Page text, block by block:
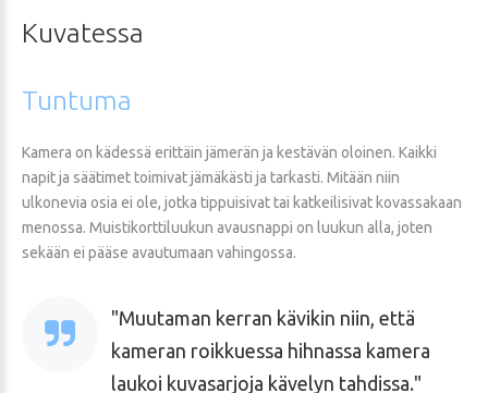
Kuvatessa
Tuntuma
Kamera on kädessä erittäin jämerän ja kestävän oloinen. Kaikki
napit ja säätimet toimivat jämäkästi ja tarkasti. Mitään niin
ulkonevia osia ei ole, jotka tippuisivat tai katkeilisivat kovassakaan
menossa. Muistikorttiluukun avausnappi on luukun alla, joten
sekään ei pääse avautumaan vahingossa.
Muutaman kerran kävikin niin, että
kameran roikkuessa hihnassa kamera
laukoi kuvasarjoja kävelyn tahdissa.